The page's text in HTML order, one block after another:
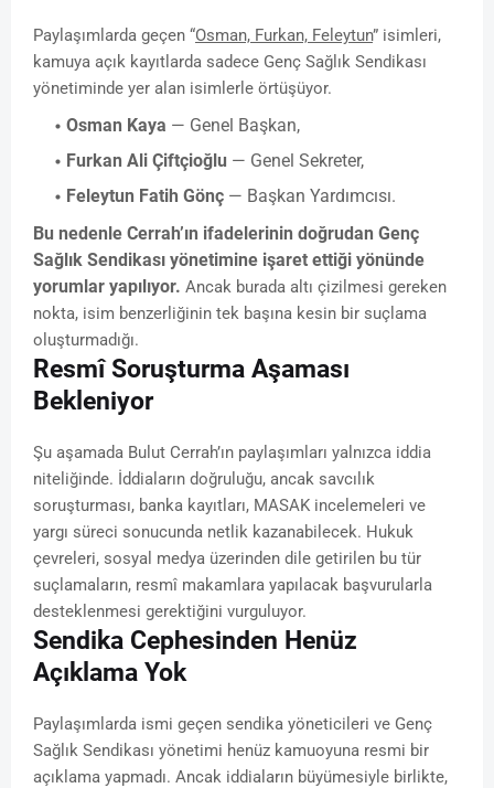
Paylaşımlarda geçen “Osman, Furkan, Feleytun” isimleri,
kamuya açık kayıtlarda sadece Genç Sağlık Sendikası
yönetiminde yer alan isimlerle örtüşüyor.
Osman Kaya — Genel Başkan,
Furkan Ali Çiftçioğlu — Genel Sekreter,
Feleytun Fatih Gönç — Başkan Yardımcısı.
Bu nedenle Cerrah’ın ifadelerinin doğrudan Genç
Sağlık Sendikası yönetimine işaret ettiği yönünde
yorumlar yapılıyor. Ancak burada altı çizilmesi gereken
nokta, isim benzerliğinin tek başına kesin bir suçlama
oluşturmadığı.
Resmî Soruşturma Aşaması
Bekleniyor
Şu aşamada Bulut Cerrah’ın paylaşımları yalnızca iddia
niteliğinde. İddiaların doğruluğu, ancak savcılık
soruşturması, banka kayıtları, MASAK incelemeleri ve
yargı süreci sonucunda netlik kazanabilecek. Hukuk
çevreleri, sosyal medya üzerinden dile getirilen bu tür
suçlamaların, resmî makamlara yapılacak başvurularla
desteklenmesi gerektiğini vurguluyor.
Sendika Cephesinden Henüz
Açıklama Yok
Paylaşımlarda ismi geçen sendika yöneticileri ve Genç
Sağlık Sendikası yönetimi henüz kamuoyuna resmi bir
açıklama yapmadı. Ancak iddiaların büyümesiyle birlikte,